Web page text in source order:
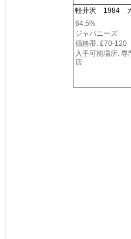
軽井沢 1984
64.5%
ジャパニーズ
価格帯: £70-120
入手可能場所: 専
店